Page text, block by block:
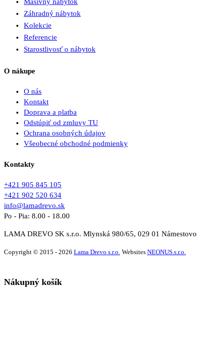
Masívny nábytok
Záhradný nábytok
Kolekcie
Referencie
Starostlivosť o nábytok
O nákupe
O nás
Kontakt
Doprava a platba
Odstúpiť od zmluvy TU
Ochrana osobných údajov
Všeobecné obchodné podmienky
Kontakty
+421 905 845 105
+421 902 520 634
info@lamadrevo.sk
Po - Pia: 8.00 - 18.00
LAMA DREVO SK s.r.o. Mlynská 980/65, 029 01 Námestovo
Copyright © 2015 - 2026 Lama Drevo s.r.o. Websites NEONUS.s.r.o.
Nákupný košík